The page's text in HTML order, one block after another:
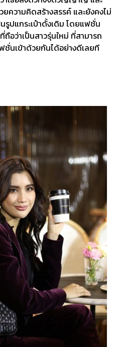
ความคิดสร้างสรรค์ และยังคงไม่
รูปแกระเป๋าดั้งเดิม โดยแฟชั่น
อว่าเป็นสาวรุ่นใหม่ ที่สามารถ
ชั่นเข้าด้วยกันได้อย่างดีเลยที